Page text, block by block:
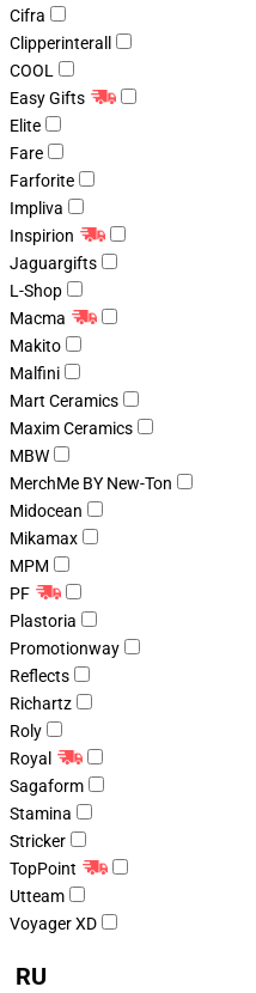
Cifra
Clipperinterall
COOL
Easy Gifts
Elite
Fare
Farforite
Impliva
Inspirion
Jaguargifts
L-Shop
Macma
Makito
Malfini
Mart Ceramics
Maxim Ceramics
MBW
MerchMe BY New-Ton
Midocean
Mikamax
MPM
PF
Plastoria
Promotionway
Reflects
Richartz
Roly
Royal
Sagaform
Stamina
Stricker
TopPoint
Utteam
Voyager XD
RU